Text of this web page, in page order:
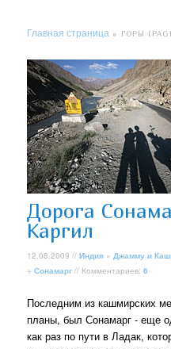
Главная страница » ГОРЫ
Дорога
Каргил
12.08.2009 //Индия » Джамму и
+Сонамарг // Комментариев:6
Последним из кашмирских
планы, был Сонамарг - еще
как раз по пути в Ладак,